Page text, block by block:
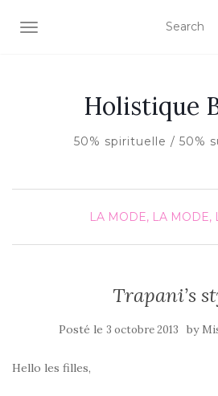
AFFICHER/MASQUER LA
Holistique
50% spirituelle / 50%
LA MODE, LA MODE,
Trapani’s
Posté le 3 octobre 2013 by
Hello les filles,